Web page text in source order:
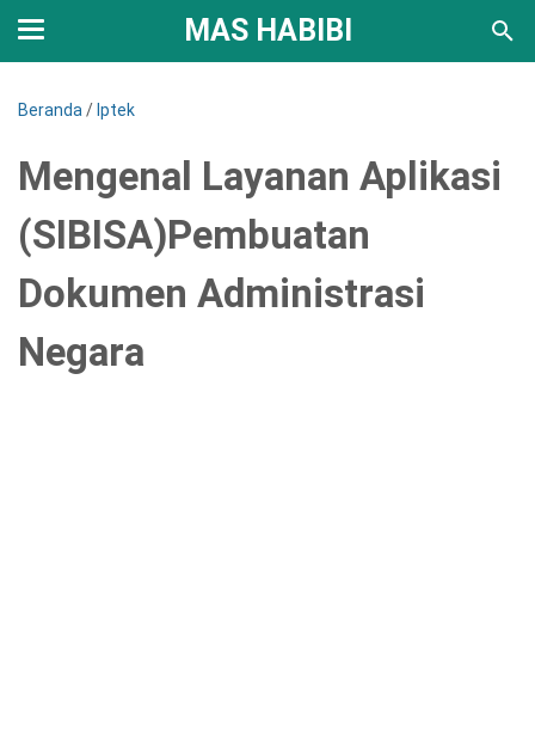
MAS HABIBI
Beranda / Iptek
Mengenal Layanan Aplikasi
(SIBISA)Pembuatan
Dokumen Administrasi
Negara